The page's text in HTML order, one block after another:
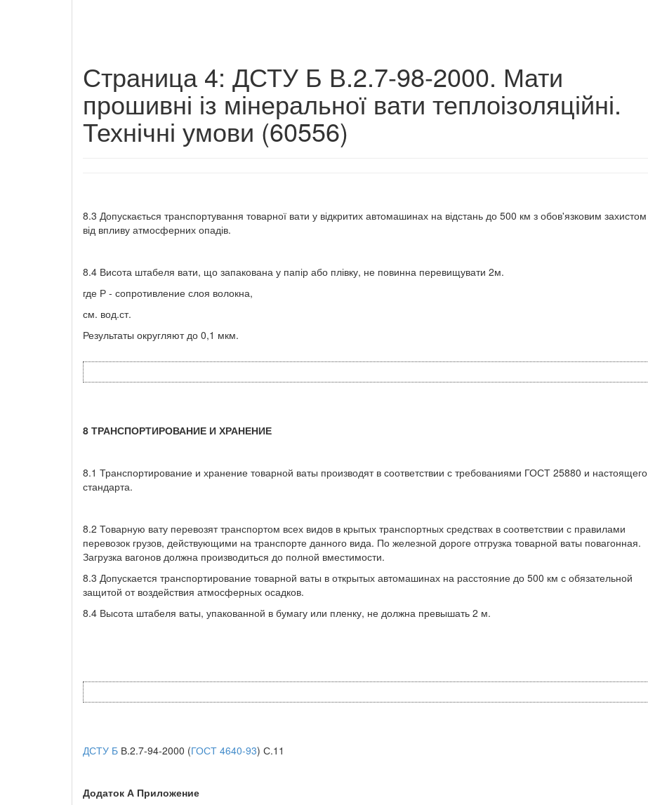
Страница 4: ДСТУ Б В.2.7-98-2000. Мати
прошивні із мінеральної вати теплоізоляційні.
Технічні умови (60556)
8.3 Допускається транспортування товарної вати у відкритих автомашинах на відстань до 500 км з обов'язковим захистом
від впливу атмосферних опадів.
8.4 Висота штабеля вати, що запакована у папір або плівку, не повинна перевищувати 2м.
где Р - сопротивление слоя волокна,
см. вод.ст.
Результаты округляют до 0,1 мкм.
8 ТРАНСПОРТИРОВАНИЕ И ХРАНЕНИЕ
8.1 Транспортирование и хранение товарной ваты производят в соответствии с требованиями ГОСТ 25880 и настоящего
стандарта.
8.2 Товарную вату перевозят транспортом всех видов в крытых транспортных средствах в соответствии с правилами
перевозок грузов, действующими на транспорте данного вида. По железной дороге отгрузка товарной ваты повагонная.
Загрузка вагонов должна производиться до полной вместимости.
8.3 Допускается транспортирование товарной ваты в открытых автомашинах на расстояние до 500 км с обязательной
защитой от воздействия атмосферных осадков.
8.4 Высота штабеля ваты, упакованной в бумагу или пленку, не должна превышать 2 м.
ДСТУ Б В.2.7-94-2000 (ГОСТ 4640-93) С.11
Додаток А Приложение